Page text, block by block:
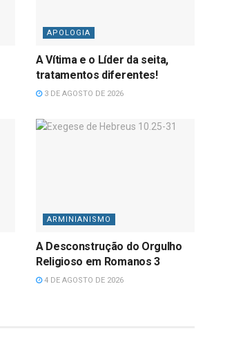
APOLOGIA
A Vítima e o Líder da seita,
tratamentos diferentes!
3 DE AGOSTO DE 2026
ARMINIANISMO
A Desconstrução do Orgulho
Religioso em Romanos 3
4 DE AGOSTO DE 2026